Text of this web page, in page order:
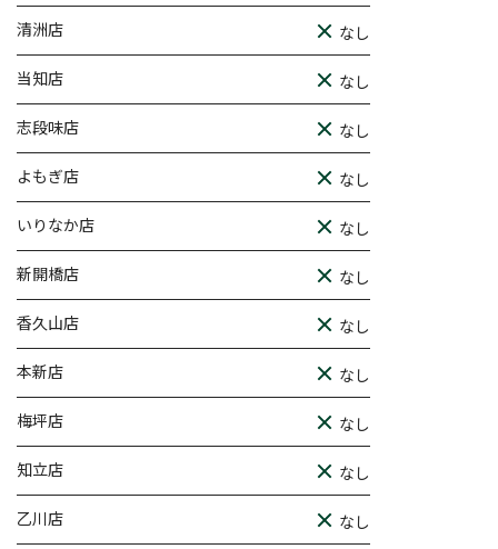
清洲店 なし
当知店 なし
志段味店 なし
よもぎ店 なし
いりなか店 なし
新開橋店 なし
香久山店 なし
本新店 なし
梅坪店 なし
知立店 なし
乙川店 なし